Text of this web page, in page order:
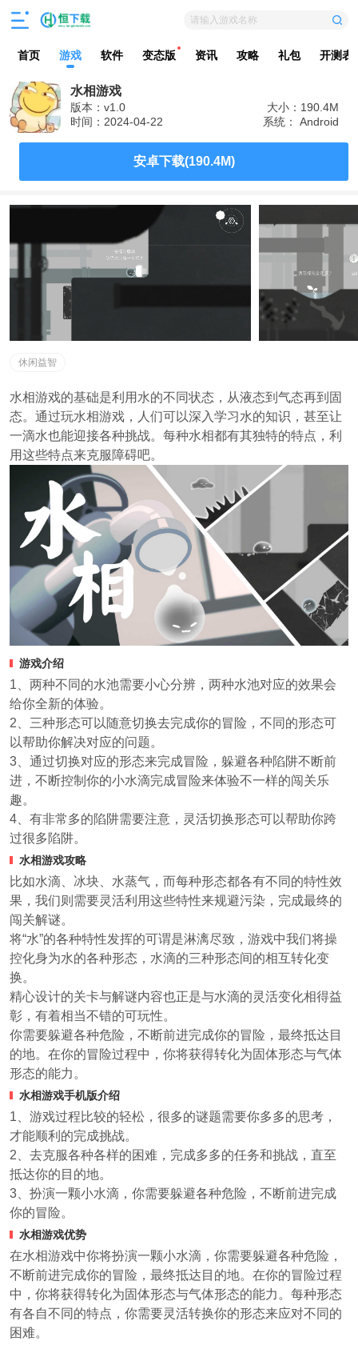
请输入游戏名称
首页 游戏 软件 变态版 资讯 攻略 礼包 开测表
水相游戏
版本：v1.0
大小：190.4M
时间：2024-04-22
系统： Android
安卓下载(190.4M)
休闲益智
水相游戏的基础是利用水的不同状态，从液态到气态再到固
态。通过玩水相游戏，人们可以深入学习水的知识，甚至让
一滴水也能迎接各种挑战。每种水相都有其独特的特点，利
用这些特点来克服障碍吧。
游戏介绍
1、两种不同的水池需要小心分辨，两种水池对应的效果会
给你全新的体验。
2、三种形态可以随意切换去完成你的冒险，不同的形态可
以帮助你解决对应的问题。
3、通过切换对应的形态来完成冒险，躲避各种陷阱不断前
进，不断控制你的小水滴完成冒险来体验不一样的闯关乐
趣。
4、有非常多的陷阱需要注意，灵活切换形态可以帮助你跨
过很多陷阱。
水相游戏攻略
比如水滴、冰块、水蒸气，而每种形态都各有不同的特性效
果，我们则需要灵活利用这些特性来规避污染，完成最终的
闯关解谜。
将“水”的各种特性发挥的可谓是淋漓尽致，游戏中我们将操
控化身为水的各种形态，水滴的三种形态间的相互转化变
换。
精心设计的关卡与解谜内容也正是与水滴的灵活变化相得益
彰，有着相当不错的可玩性。
你需要躲避各种危险，不断前进完成你的冒险，最终抵达目
的地。在你的冒险过程中，你将获得转化为固体形态与气体
形态的能力。
水相游戏手机版介绍
1、游戏过程比较的轻松，很多的谜题需要你多多的思考，
才能顺利的完成挑战。
2、去克服各种各样的困难，完成多多的任务和挑战，直至
抵达你的目的地。
3、扮演一颗小水滴，你需要躲避各种危险，不断前进完成
你的冒险。
水相游戏优势
在水相游戏中你将扮演一颗小水滴，你需要躲避各种危险，
不断前进完成你的冒险，最终抵达目的地。在你的冒险过程
中，你将获得转化为固体形态与气体形态的能力。每种形态
有各自不同的特点，你需要灵活转换你的形态来应对不同的
困难。